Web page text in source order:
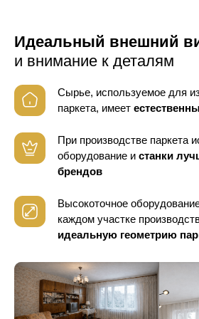
Идеальный внешний
и внимание к деталям
Сырье, используемое для
паркета, имеет
При производстве паркета
оборудование и станки
брендов
Высокоточное
каждом участке
идеальную геометрию